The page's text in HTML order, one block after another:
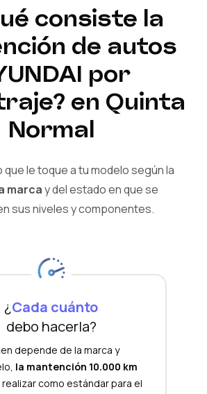
consiste la
de autos
por
en Quinta
Normal
que le toque a tu modelo según la
marcay delestado en que se
sus niveles y componentes.
¿Cada cuánto
debo hacerla?
depende de la marca y
la mantención 10.000 km
como estándar para el